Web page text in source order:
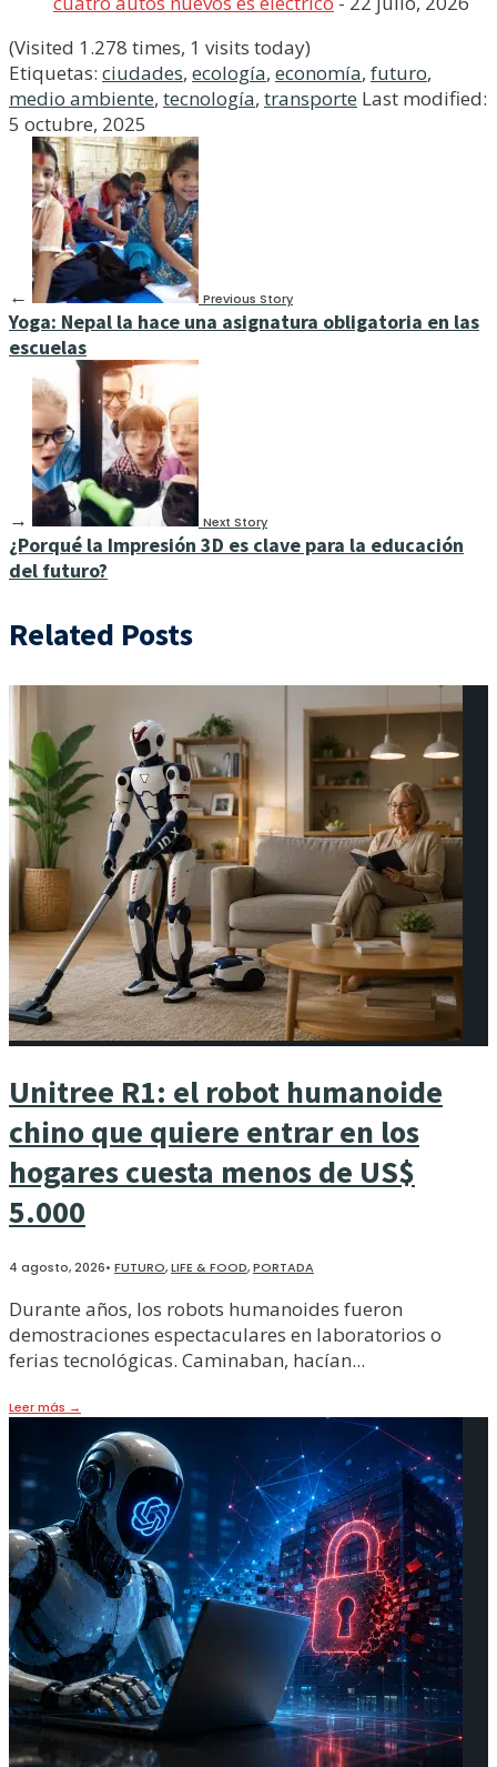
(Visited 1.278 times, 1 visits today)
Etiquetas: ciudades, ecología, economía, futuro,
medio ambiente, tecnología, transporte Last modified:
5 octubre, 2025
← Previous Story
Yoga: Nepal la hace una asignatura obligatoria en las
escuelas
→ Next Story
¿Porqué la Impresión 3D es clave para la educación
del futuro?
Related Posts
Unitree R1: el robot humanoide
chino que quiere entrar en los
hogares cuesta menos de US$
5.000
4 agosto, 2026• FUTURO,LIFE & FOOD,PORTADA
Durante años, los robots humanoides fueron
demostraciones espectaculares en laboratorios o
ferias tecnológicas. Caminaban, hacían...
Leer más →